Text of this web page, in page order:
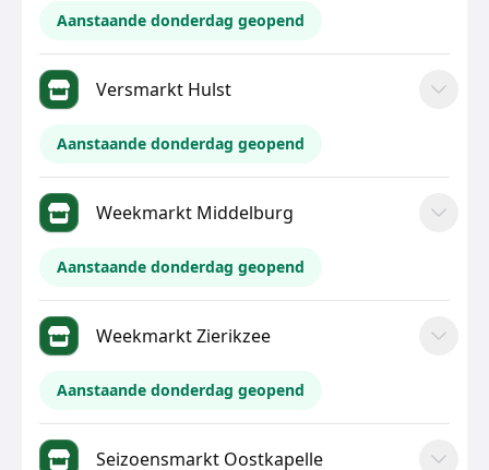
Aanstaande donderdag geopend
Versmarkt Hulst
Aanstaande donderdag geopend
Weekmarkt Middelburg
Aanstaande donderdag geopend
Weekmarkt Zierikzee
Aanstaande donderdag geopend
Seizoensmarkt Oostkapelle